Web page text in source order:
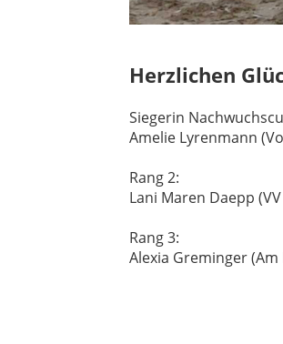
Herzlichen
Siegerin
Amelie Lyrenmann
Rang 2:
Lani Maren Daepp
Rang 3:
Alexia Greminger (Am